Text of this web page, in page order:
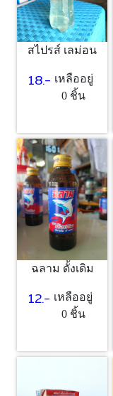
สไปรส์ เลม่อน
18.- เหลืออยู่
0 ชิ้น
ฉลาม ดั้งเดิม
12.- เหลืออยู่
0 ชิ้น